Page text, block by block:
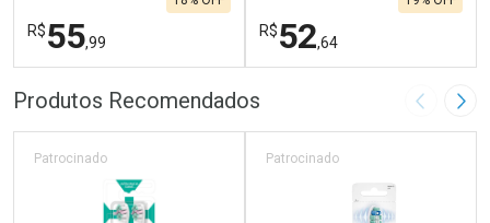
R$55,99
FECHAR
Laboratório
FECHAR
Por Menos
R$52,64
Laboratório
Por Menos
Produtos Recomendados Imagem
Patrocinado Patrocinado